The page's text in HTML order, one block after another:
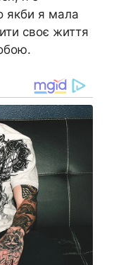
якби я мала
своє життя